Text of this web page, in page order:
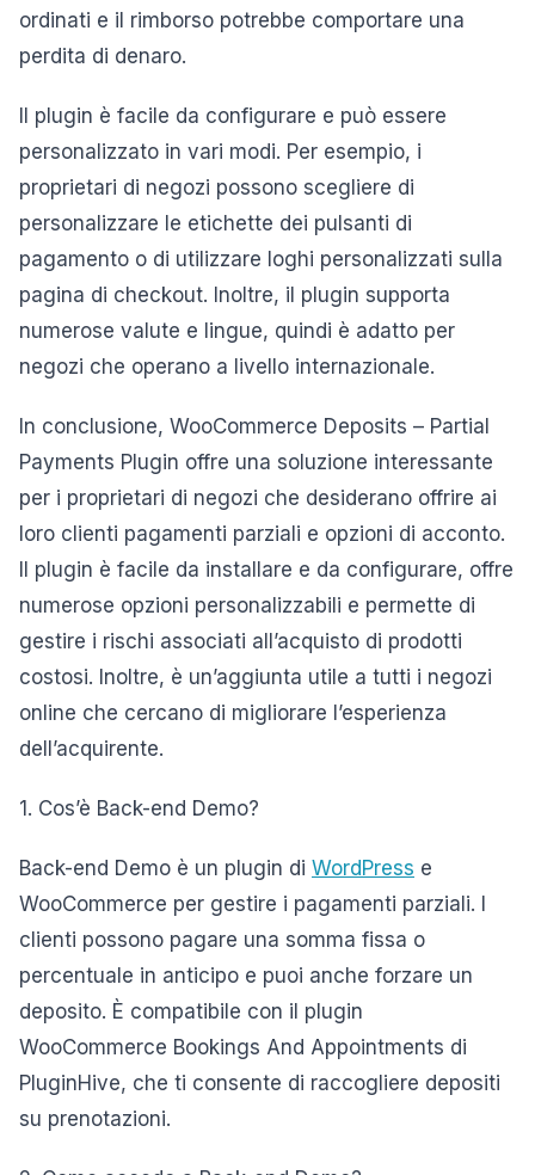
ordinati e il rimborso potrebbe comportare una
perdita di denaro.
Il plugin è facile da configurare e può essere
personalizzato in vari modi. Per esempio, i
proprietari di negozi possono scegliere di
personalizzare le etichette dei pulsanti di
pagamento o di utilizzare loghi personalizzati sulla
pagina di checkout. Inoltre, il plugin supporta
numerose valute e lingue, quindi è adatto per
negozi che operano a livello internazionale.
In conclusione, WooCommerce Deposits – Partial
Payments Plugin offre una soluzione interessante
per i proprietari di negozi che desiderano offrire ai
loro clienti pagamenti parziali e opzioni di acconto.
Il plugin è facile da installare e da configurare, offre
numerose opzioni personalizzabili e permette di
gestire i rischi associati all’acquisto di prodotti
costosi. Inoltre, è un’aggiunta utile a tutti i negozi
online che cercano di migliorare l’esperienza
dell’acquirente.
1. Cos’è Back-end Demo?
Back-end Demo è un plugin di WordPress e
WooCommerce per gestire i pagamenti parziali. I
clienti possono pagare una somma fissa o
percentuale in anticipo e puoi anche forzare un
deposito. È compatibile con il plugin
WooCommerce Bookings And Appointments di
PluginHive, che ti consente di raccogliere depositi
su prenotazioni.